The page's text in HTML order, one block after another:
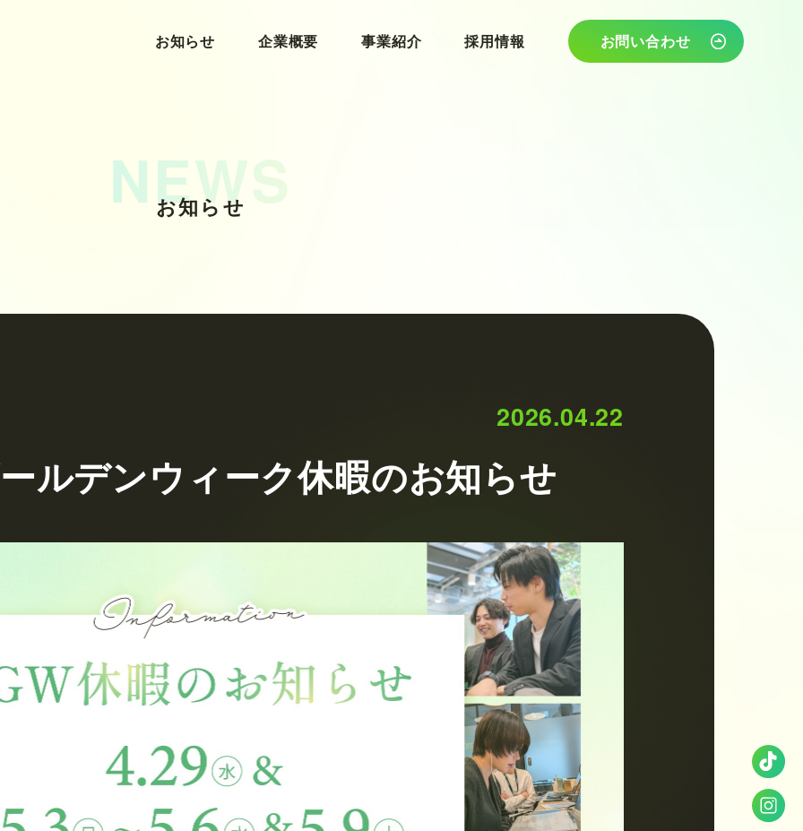
お知らせ 企業概要 事業紹介 採用情報 お問い合わせ
お知らせ 企業概要 事業紹介 採用情報 お問い合わせ
お知らせ
2026.04.22
ルデンウィーク休暇のお知らせ